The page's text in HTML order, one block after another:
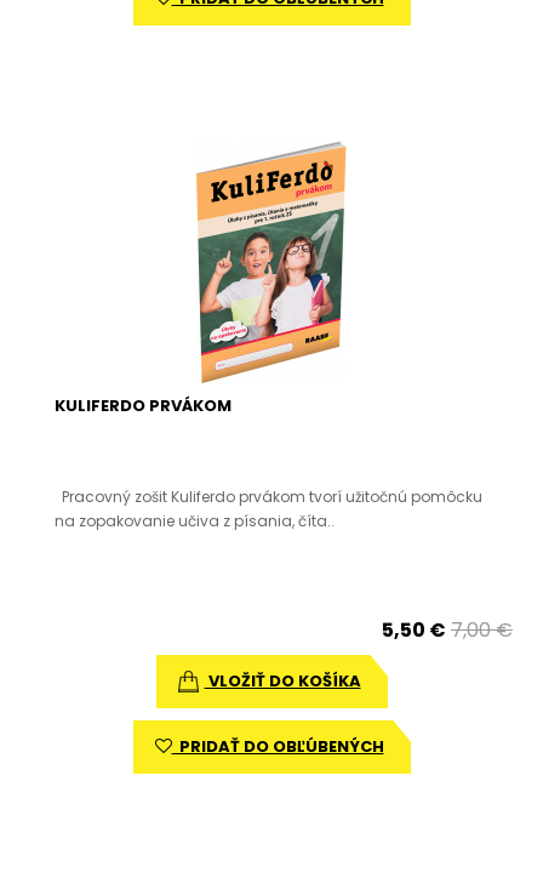
KULIFERDO PRVÁKOM
Pracovný zošit Kuliferdo prvákom tvorí užitočnú pomôcku
na zopakovanie učiva z písania, číta..
5,50 € 7,00 €
VLOŽIŤ DO KOŠÍKA
PRIDAŤ DO OBĽÚBENÝCH